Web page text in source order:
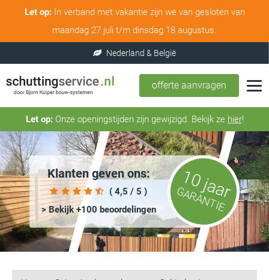
Let op:In verband met vakantie zijn we van gesloten van
maandag 27 juli t/m dinsdag 18 augustus.
offerte aanvragen
Let op:Onze openingstijden zijn gewijzigd. Bekijk ze hier!
Klanten geven ons:
( 4,5 / 5 )
> Bekijk +100 beoordelingen
10 jaar
GARANTIE